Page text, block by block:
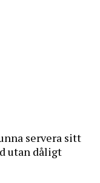
servera sitt
utan dåligt